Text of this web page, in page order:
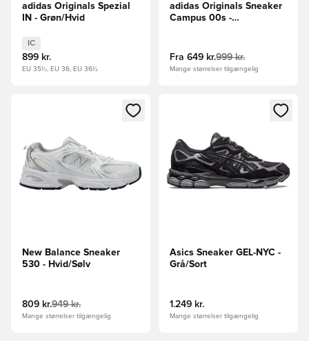
adidas Originals Spezial
IN - Grøn/Hvid
IC
899 kr.
EU 35½, EU 36, EU 36½
adidas Originals Sneaker
Campus 00s -
Fra 649 kr.999 kr.
Mange størrelser tilgængelig
Åbner en Modal til at logge ind eller tilmelde dig som
New Balance Sneaker
530 - Hvid/Sølv
809 kr.949 kr.
Mange størrelser tilgængelig
Åbner en Modal til at logge
Asics Sneaker GEL-NYC -
Grå/Sort
1.249 kr.
Mange størrelser tilgængelig